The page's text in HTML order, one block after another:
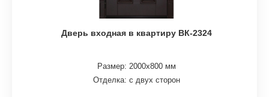
Дверь входная в квартиру ВК-2324
Размер: 2000х800 мм
Отделка: с двух сторон